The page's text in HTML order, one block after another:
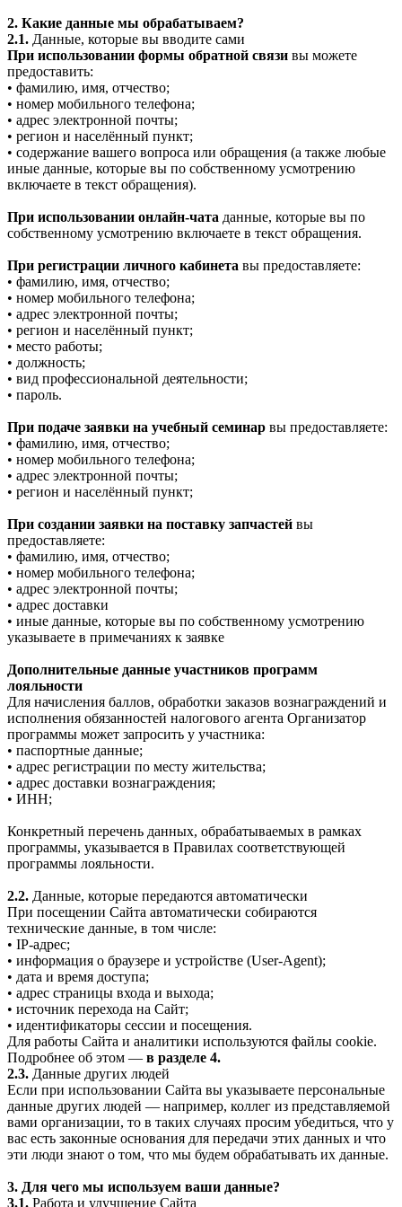
2. Какие данные мы обрабатываем?
2.1. Данные, которые вы вводите сами
При использовании формы обратной связи вы можете
предоставить:
• фамилию, имя, отчество;
• номер мобильного телефона;
• адрес электронной почты;
• регион и населённый пункт;
• содержание вашего вопроса или обращения (а также любые
иные данные, которые вы по собственному усмотрению
включаете в текст обращения).
При использовании онлайн-чата данные, которые вы по
собственному усмотрению включаете в текст обращения.
При регистрации личного кабинета вы предоставляете:
• фамилию, имя, отчество;
• номер мобильного телефона;
• адрес электронной почты;
• регион и населённый пункт;
• место работы;
• должность;
• вид профессиональной деятельности;
• пароль.
При подаче заявки на учебный семинар вы предоставляете:
• фамилию, имя, отчество;
• номер мобильного телефона;
• адрес электронной почты;
• регион и населённый пункт;
При создании заявки на поставку запчастей вы
предоставляете:
• фамилию, имя, отчество;
• номер мобильного телефона;
• адрес электронной почты;
• адрес доставки
• иные данные, которые вы по собственному усмотрению
указываете в примечаниях к заявке
Дополнительные данные участников программ
лояльности
Для начисления баллов, обработки заказов вознаграждений и
исполнения обязанностей налогового агента Организатор
программы может запросить у участника:
• паспортные данные;
• адрес регистрации по месту жительства;
• адрес доставки вознаграждения;
• ИНН;
Конкретный перечень данных, обрабатываемых в рамках
программы, указывается в Правилах соответствующей
программы лояльности.
2.2. Данные, которые передаются автоматически
При посещении Сайта автоматически собираются
технические данные, в том числе:
• IP-адрес;
• информация о браузере и устройстве (User-Agent);
• дата и время доступа;
• адрес страницы входа и выхода;
• источник перехода на Сайт;
• идентификаторы сессии и посещения.
Для работы Сайта и аналитики используются файлы cookie.
Подробнее об этом — в разделе 4.
2.3. Данные других людей
Если при использовании Сайта вы указываете персональные
данные других людей — например, коллег из представляемой
вами организации, то в таких случаях просим убедиться, что у
вас есть законные основания для передачи этих данных и что
эти люди знают о том, что мы будем обрабатывать их данные.
3. Для чего мы используем ваши данные?
3.1. Работа и улучшение Сайта